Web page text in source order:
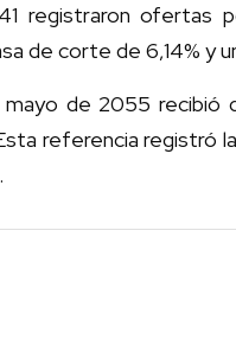
registraron ofertas
de corte de 6,14% y
de 2055 recibió
referencia registró